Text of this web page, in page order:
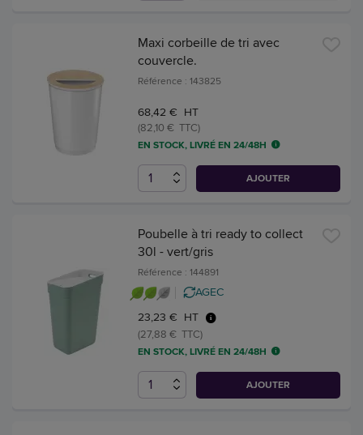
Maxi corbeille de tri avec
couvercle.
Référence : 143825
68,42 € HT
(82,10 € TTC)
EN STOCK, LIVRÉ EN 24/48H
AJOUTER
Poubelle à tri ready to collect
30l - vert/gris
Référence : 144891
AGEC
23,23 € HT
(27,88 € TTC)
EN STOCK, LIVRÉ EN 24/48H
AJOUTER